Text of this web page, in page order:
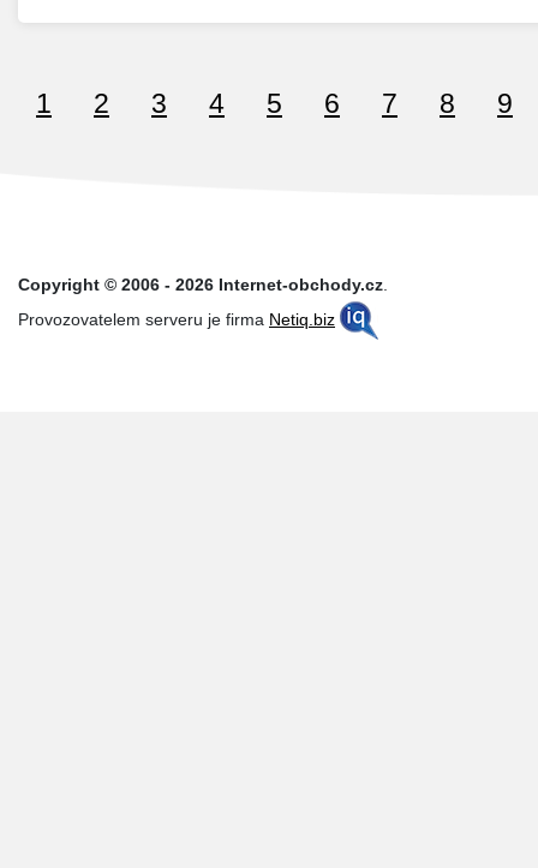
1 2 3 4 5 6 7 8 9
Copyright © 2006 - 2026 Internet-obchody.cz.
Provozovatelem serveru je firma Netiq.biz